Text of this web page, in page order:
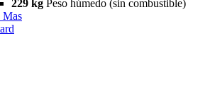
229 kg Peso húmedo (sin combustible)
Mas